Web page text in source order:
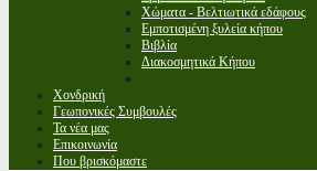
Χώματα - Βελτιωτικά εδάφους
Εμποτισμένη ξυλεία κήπου
Βιβλία
Διακοσμητικά Κήπου
Χονδρική
Γεωπονικές Συμβουλές
Τα νέα μας
Επικοινωνία
Που βρισκόμαστε